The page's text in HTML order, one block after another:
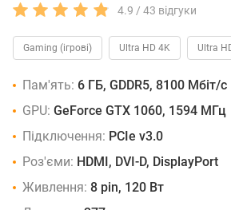
4.9 /43 відгуки
Gaming (ігрові) Ultra HD 4K Ultra
Пам'ять: 6 ГБ, GDDR5, 8100 Мбіт/с
GPU: GeForce GTX 1060, 1594 МГц
Підключення: PCIe v3.0
Роз'єми: HDMI, DVI-D, DisplayPort
Живлення: 8 pin, 120 Вт